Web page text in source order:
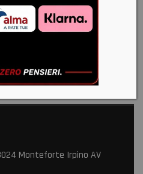
FUTURE
- TAGLIA
M
Monteforte Irpino AV